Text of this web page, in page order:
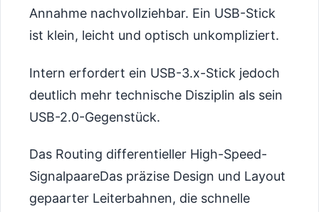
Annahme nachvollziehbar. Ein USB-Stick
ist klein, leicht und optisch unkompliziert.
Intern erfordert ein USB-3.x-Stick jedoch
deutlich mehr technische Disziplin als sein
USB-2.0-Gegenstück.
Das Routing differentieller High-Speed-
SignalpaareDas präzise Design und Layout
gepaarter Leiterbahnen, die schnelle